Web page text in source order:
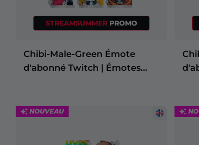
STREAMSUMMER PROMO
Chibi-Male-Green Émote
d'abonné Twitch | Émotes
NOUVEAU